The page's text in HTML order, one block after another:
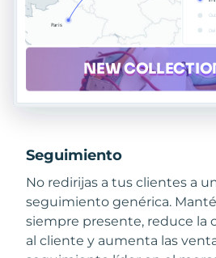
Seguimiento
No redirijas a tus clientes a
seguimiento genérica.
siempre presente, reduce la
al cliente y aumenta las